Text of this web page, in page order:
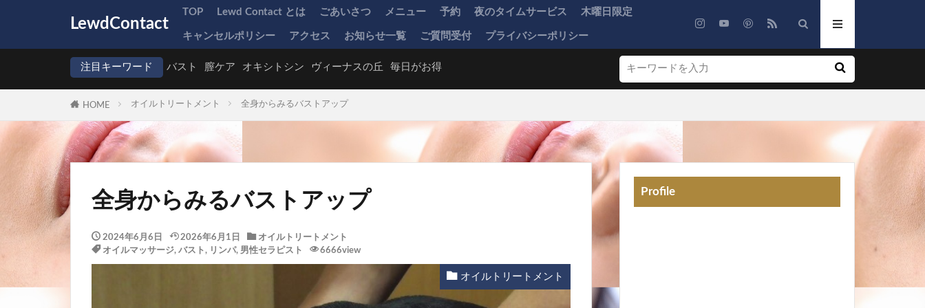
LewdContact
TOP Lewd Contact とは ごあいさつ メニュー 予約 夜のタイムサービス 木曜日限定
キャンセルポリシー アクセス お知らせ一覧 ご質問受付 プライバシーポリシー
注目キーワード バスト 膣ケア オキシトシン ヴィーナスの丘 毎日がお得
HOME オイルトリートメント 全身からみるバストアップ
全身からみるバストアップ
2024年6月6日 2026年6月1日
オイルトリートメント
オイルマッサージ, バスト, リンパ, 男性セラピスト 6666view
オイルトリートメント
Profile